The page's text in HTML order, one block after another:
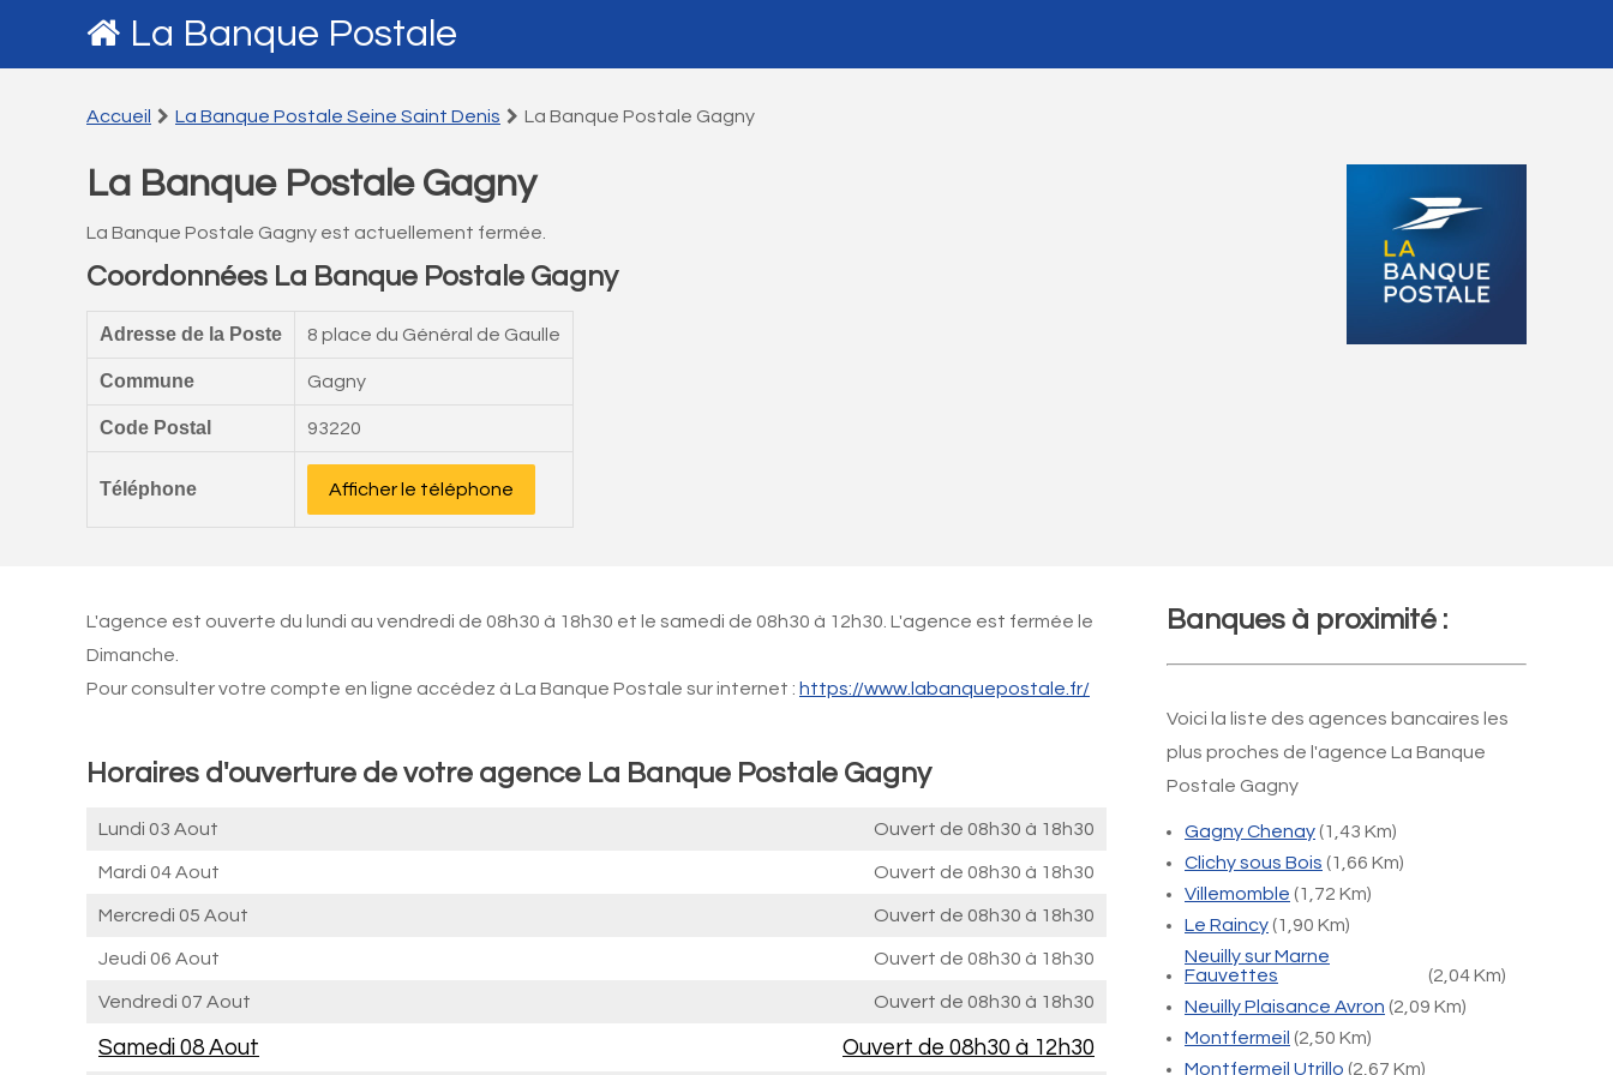
La Banque Postale
Accueil La Banque Postale Seine Saint Denis La Banque Postale Gagny
La Banque Postale Gagny
La Banque Postale Gagny est actuellement fermée.
Coordonnées La Banque Postale Gagny
Adresse de la Poste 8 place du Général de Gaulle
Commune Gagny
Code Postal 93220
Téléphone Afficher le téléphone
L'agence est ouverte du lundi au vendredi de 08h30 à 18h30 et le samedi de 08h30 à 12h30. L'agence est fermée le
Dimanche.
Pour consulter votre compte en ligne accédez à La Banque Postale sur internet : https://www.labanquepostale.fr/
Horaires d'ouverture de votre agence La Banque Postale Gagny
Lundi 03 Aout Ouvert de 08h30 à 18h30
Mardi 04 Aout Ouvert de 08h30 à 18h30
Mercredi 05 Aout Ouvert de 08h30 à 18h30
Jeudi 06 Aout Ouvert de 08h30 à 18h30
Vendredi 07 Aout Ouvert de 08h30 à 18h30
Samedi 08 Aout Ouvert de 08h30 à 12h30
Banques à proximité :
Voici la liste des agences bancaires les
plus proches de l'agence La Banque
Postale Gagny
Gagny Chenay(1,43 Km)
Clichy sous Bois (1,66 Km)
Villemomble (1,72 Km)
Le Raincy(1,90 Km)
Neuilly sur Marne
Fauvettes
(2,04 Km)
Neuilly Plaisance Avron (2,09 Km)
Montfermeil (2,50 Km)
Montfermeil Utrillo (2,67 Km)